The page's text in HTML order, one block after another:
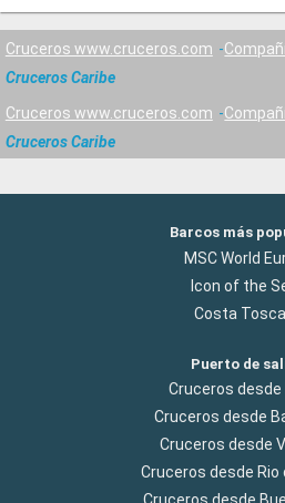
Cruceros www.cruceros.com
Cruceros Caribe
Cruceros www.cruceros.com
Cruceros Caribe
Barcos más
MSC World
Icon of the
Costa
Puerto de
Cruceros desde
Cruceros desde
Cruceros desde
Cruceros desde Rio
Cruceros desde